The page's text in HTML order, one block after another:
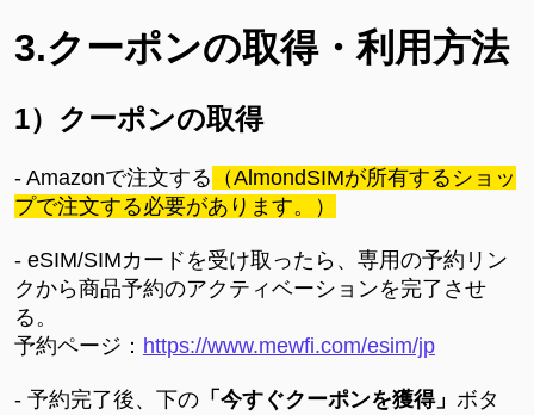
3.クーポンの取得・利用方法
1）クーポンの取得
- Amazonで注文する （AlmondSIMが所有するショッ
プで注文する必要があります。）
- eSIM/SIMカードを受け取ったら、専用の予約リン
クから商品予約のアクティベーションを完了させ
る。
予約ページ： https://www.mewfi.com/esim/jp
- 予約完了後、下の「今すぐクーポンを獲得」 ボタ